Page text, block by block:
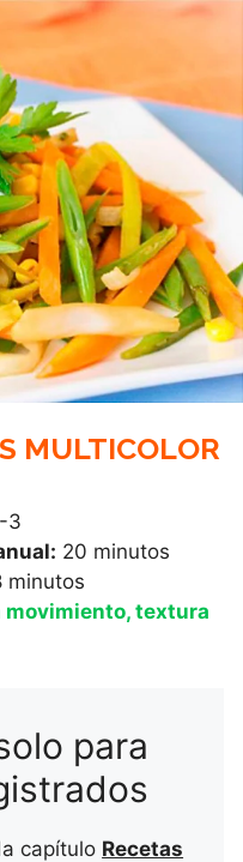
MULTICOLOR
3
20 minutos
minutos
movimiento, textura
para
capítulo Recetas